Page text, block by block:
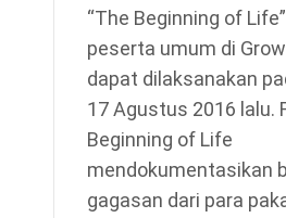
“The Beginning of
peserta umum di
dapat dilaksanakan
17 Agustus 2016 lalu.
Beginning of Life
mendokumentasikan
gagasan dari para